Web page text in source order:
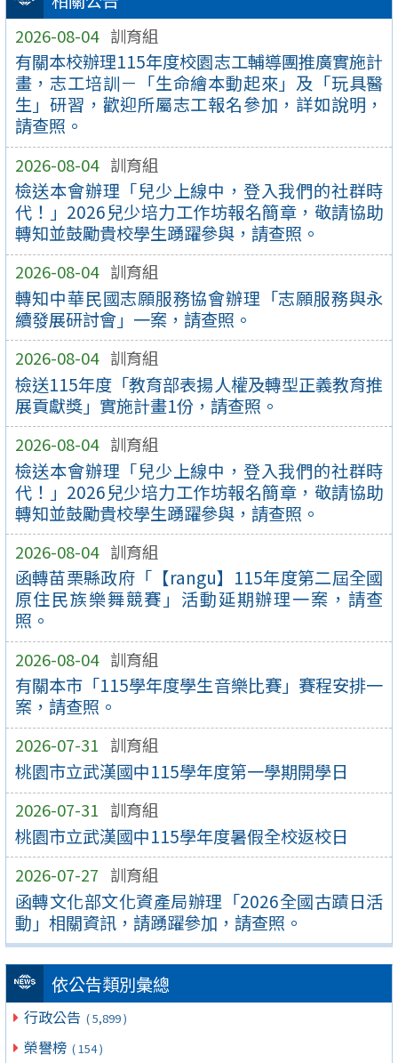
2026-08-04 訓育組
有關本校辦理115年度校園志工輔導團推廣實施計
畫，志工培訓－「生命繪本動起來」及「玩具醫
生」研習，歡迎所屬志工報名參加，詳如說明，
請查照。
2026-08-04 訓育組
檢送本會辦理「兒少上線中，登入我們的社群時
代！」2026兒少培力工作坊報名簡章，敬請協助
轉知並鼓勵貴校學生踴躍參與，請查照。
2026-08-04 訓育組
轉知中華民國志願服務協會辦理「志願服務與永
續發展研討會」一案，請查照。
2026-08-04 訓育組
檢送115年度「教育部表揚人權及轉型正義教育推
展貢獻獎」實施計畫1份，請查照。
2026-08-04 訓育組
檢送本會辦理「兒少上線中，登入我們的社群時
代！」2026兒少培力工作坊報名簡章，敬請協助
轉知並鼓勵貴校學生踴躍參與，請查照。
2026-08-04 訓育組
函轉苗栗縣政府「【rangu】115年度第二屆全國
原住民族樂舞競賽」活動延期辦理一案，請查
照。
2026-08-04 訓育組
有關本市「115學年度學生音樂比賽」賽程安排一
案，請查照。
2026-07-31 訓育組
桃園市立武漢國中115學年度第一學期開學日
2026-07-31 訓育組
桃園市立武漢國中115學年度暑假全校返校日
2026-07-27 訓育組
函轉文化部文化資產局辦理「2026全國古蹟日活
動」相關資訊，請踴躍參加，請查照。
依公告類別彙總
行政公告 ( 5,899 )
榮譽榜 ( 154 )